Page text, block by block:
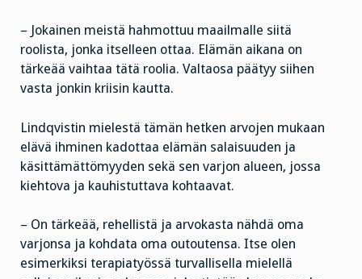
– Jokainen meistä hahmottuu maailmalle siitä
roolista, jonka itselleen ottaa. Elämän aikana on
tärkeää vaihtaa tätä roolia. Valtaosa päätyy siihen
vasta jonkin kriisin kautta.
Lindqvistin mielestä tämän hetken arvojen mukaan
elävä ihminen kadottaa elämän salaisuuden ja
käsittämättömyyden sekä sen varjon alueen, jossa
kiehtova ja kauhistuttava kohtaavat.
– On tärkeää, rehellistä ja arvokasta nähdä oma
varjonsa ja kohdata oma outoutensa. Itse olen
esimerkiksi terapiatyössä turvallisella mielellä